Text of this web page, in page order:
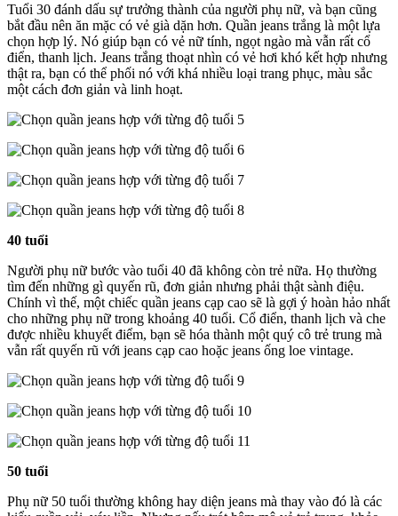
Tuổi 30 đánh dấu sự trưởng thành của người phụ nữ, và bạn cũng
bắt đầu nên ăn mặc có vẻ già dặn hơn. Quần jeans trắng là một lựa
chọn hợp lý. Nó giúp bạn có vẻ nữ tính, ngọt ngào mà vẫn rất cổ
điển, thanh lịch. Jeans trắng thoạt nhìn có vẻ hơi khó kết hợp nhưng
thật ra, bạn có thể phối nó với khá nhiều loại trang phục, màu sắc
một cách đơn giản và linh hoạt.
40 tuổi
Người phụ nữ bước vào tuổi 40 đã không còn trẻ nữa. Họ thường
tìm đến những gì quyến rũ, đơn giản nhưng phải thật sành điệu.
Chính vì thế, một chiếc quần jeans cạp cao sẽ là gợi ý hoàn hảo nhất
cho những phụ nữ trong khoảng 40 tuổi. Cổ điển, thanh lịch và che
được nhiều khuyết điểm, bạn sẽ hóa thành một quý cô trẻ trung mà
vẫn rất quyến rũ với jeans cạp cao hoặc jeans ống loe vintage.
50 tuổi
Phụ nữ 50 tuổi thường không hay diện jeans mà thay vào đó là các